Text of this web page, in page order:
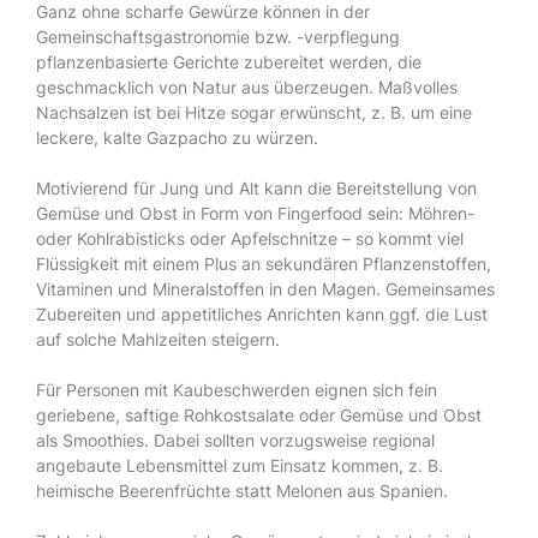
Ganz ohne scharfe Gewürze können in der
Gemeinschaftsgastronomie bzw. -verpflegung
pflanzenbasierte Gerichte zubereitet werden, die
geschmacklich von Natur aus überzeugen. Maßvolles
Nachsalzen ist bei Hitze sogar erwünscht, z. B. um eine
leckere, kalte Gazpacho zu würzen.
Motivierend für Jung und Alt kann die Bereitstellung von
Gemüse und Obst in Form von Fingerfood sein: Möhren-
oder Kohlrabisticks oder Apfelschnitze – so kommt viel
Flüssigkeit mit einem Plus an sekundären Pflanzenstoffen,
Vitaminen und Mineralstoffen in den Magen. Gemeinsames
Zubereiten und appetitliches Anrichten kann ggf. die Lust
auf solche Mahlzeiten steigern.
Für Personen mit Kaubeschwerden eignen sich fein
geriebene, saftige Rohkostsalate oder Gemüse und Obst
als Smoothies. Dabei sollten vorzugsweise regional
angebaute Lebensmittel zum Einsatz kommen, z. B.
heimische Beerenfrüchte statt Melonen aus Spanien.